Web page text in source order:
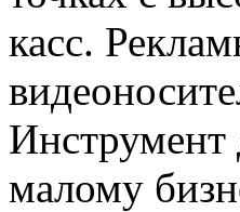
касс.
Инструмент
малому